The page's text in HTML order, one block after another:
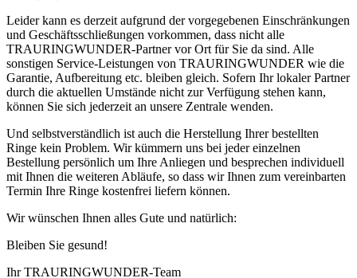
Leider kann es derzeit aufgrund der vorgegebenen Einschränkungen
und Geschäftsschließungen vorkommen, dass nicht alle
TRAURINGWUNDER-Partner vor Ort für Sie da sind. Alle
sonstigen Service-Leistungen von TRAURINGWUNDER wie die
Garantie, Aufbereitung etc. bleiben gleich. Sofern Ihr lokaler Partner
durch die aktuellen Umstände nicht zur Verfügung stehen kann,
können Sie sich jederzeit an unsere Zentrale wenden.
Und selbstverständlich ist auch die Herstellung Ihrer bestellten
Ringe kein Problem. Wir kümmern uns bei jeder einzelnen
Bestellung persönlich um Ihre Anliegen und besprechen individuell
mit Ihnen die weiteren Abläufe, so dass wir Ihnen zum vereinbarten
Termin Ihre Ringe kostenfrei liefern können.
Wir wünschen Ihnen alles Gute und natürlich:
Bleiben Sie gesund!
Ihr TRAURINGWUNDER-Team